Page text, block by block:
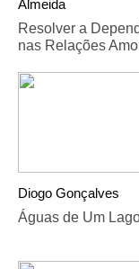
Almeida
Resolver a
nas Relações
Diogo Gonçalves
Águas de Um